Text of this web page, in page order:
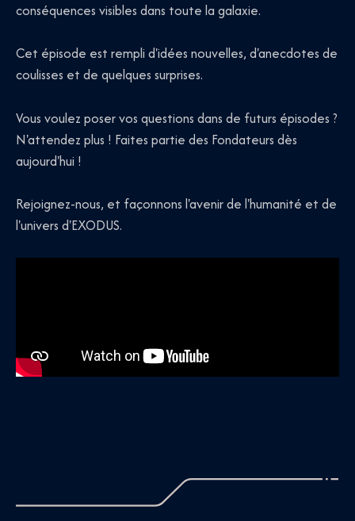
conséquences visibles dans toute la galaxie.
Cet épisode est rempli d'idées nouvelles, d'anecdotes de
coulisses et de quelques surprises.
Vous voulez poser vos questions dans de futurs épisodes ?
N'attendez plus ! Faites partie des Fondateurs dès
aujourd'hui !
Rejoignez-nous, et façonnons l'avenir de l'humanité et de
l'univers d'EXODUS.